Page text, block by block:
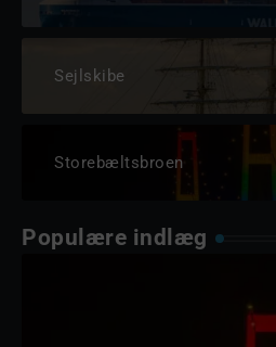
Sejlskibe
Storebæltsbroen
Populære indlæg